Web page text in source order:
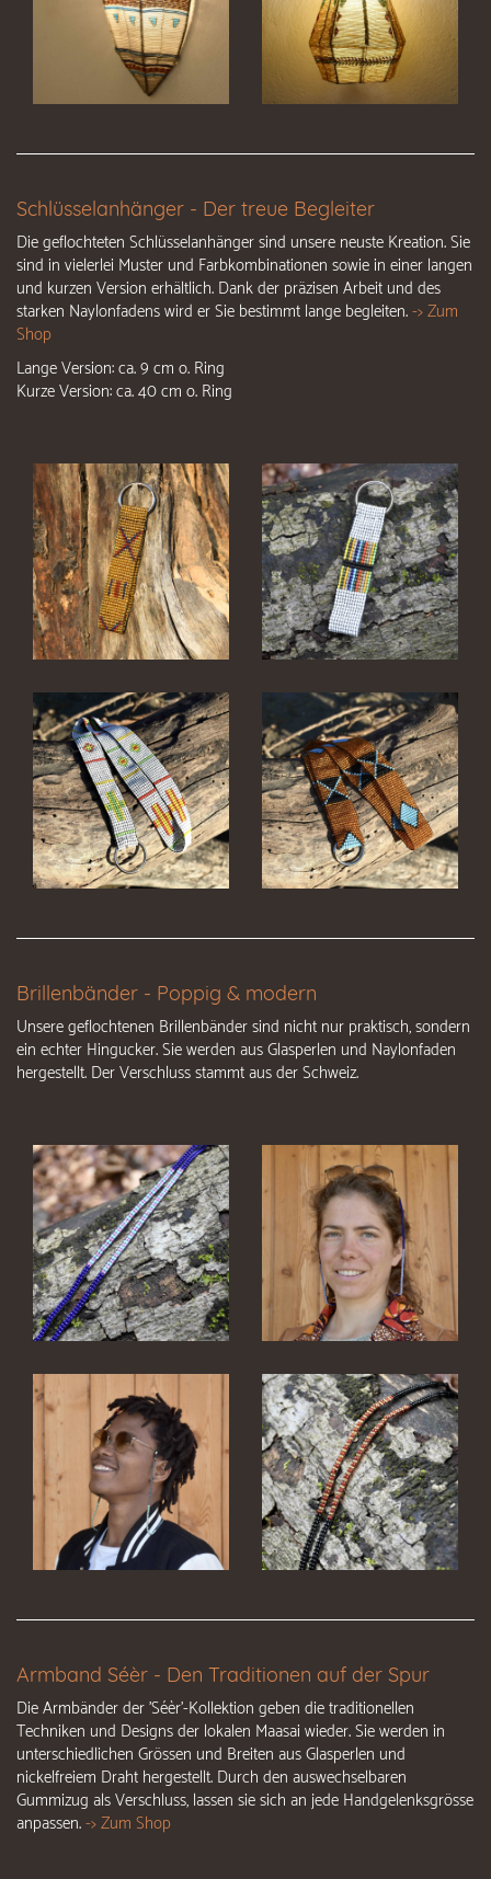
Schlüsselanhänger - Der treue Begleiter
Die geflochteten Schlüsselanhänger sind unsere neuste Kreation. Sie
sind in vielerlei Muster und Farbkombinationen sowie in einer langen
und kurzen Version erhältlich. Dank der präzisen Arbeit und des
starken Naylonfadens wird er Sie bestimmt lange begleiten.-> Zum
Shop
Lange Version: ca. 9 cm o. Ring
Kurze Version: ca. 40 cm o. Ring
Brillenbänder - Poppig & modern
Unsere geflochtenen Brillenbänder sind nicht nur praktisch, sondern
ein echter Hingucker. Sie werden aus Glasperlen und Naylonfaden
hergestellt. Der Verschluss stammt aus der Schweiz.
Armband Séèr - Den Traditionen auf der Spur
Die Armbänder der 'Séèr'-Kollektion geben die traditionellen
Techniken und Designs der lokalen Maasai wieder. Sie werden in
unterschiedlichen Grössen und Breiten aus Glasperlen und
nickelfreiem Draht hergestellt. Durch den auswechselbaren
Gummizug als Verschluss, lassen sie sich an jede Handgelenksgrösse
anpassen.-> Zum Shop